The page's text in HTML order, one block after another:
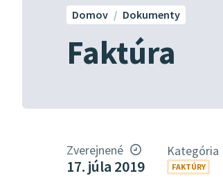
Faktúra
Domov Dokumenty
Zverejnené
17. júla 2019
Kategória
FAKTÚRY